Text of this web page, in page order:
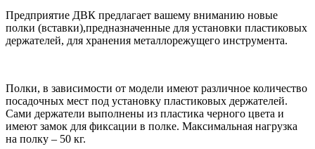
Предприятие ДВК предлагает вашему вниманию новые
полки (вставки),предназначенные для установки пластиковых
держателей, для хранения металлорежущего инструмента.
Полки, в зависимости от модели имеют различное количество
посадочных мест под установку пластиковых держателей.
Сами держатели выполнены из пластика черного цвета и
имеют замок для фиксации в полке. Максимальная нагрузка
на полку – 50 кг.